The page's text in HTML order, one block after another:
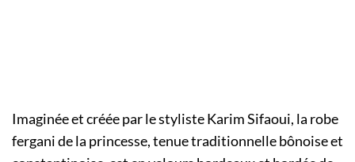
Imaginée et créée par le styliste Karim Sifaoui, la robe
fergani de la princesse, tenue traditionnelle bônoise et